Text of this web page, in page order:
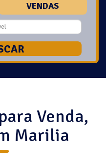
VENDAS
Venda,
Marilia